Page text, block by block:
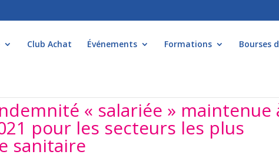
Club Achat Événements Formations Bourses
« salariée » maintenue
pour les secteurs les plus
sanitaire